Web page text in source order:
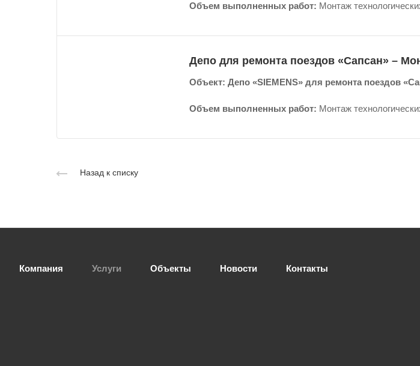
Объем выполненных работ: Монтаж
Депо для ремонта поездов «Сапсан» –
Объект: Депо «SIEMENS» для ремонта поездов
Объем выполненных работ: Монтаж
Назад к списку
Компания Услуги Объекты Новости Контакты